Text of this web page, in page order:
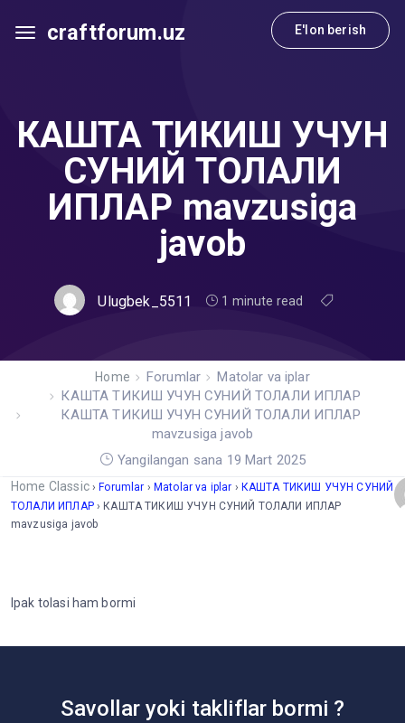
craftforum.uz E'lon berish
КАШТА ТИКИШ УЧУН
СУНИЙ ТОЛАЛИ
ИПЛАР mavzusiga
javob
Ulugbek_5511 1 minute read
Home Forumlar
Matolar va iplar
КАШТА ТИКИШ УЧУН СУНИЙ ТОЛАЛИ ИПЛАР
КАШТА ТИКИШ УЧУН СУНИЙ ТОЛАЛИ ИПЛАР
mavzusiga javob
Yangilangan sana 19 Mart 2025
Home Classic › Forumlar › Matolar va iplar › КАШТА ТИКИШ УЧУН СУНИЙ
ТОЛАЛИ ИПЛАР › КАШТА ТИКИШ УЧУН СУНИЙ ТОЛАЛИ ИПЛАР
mavzusiga javob
Ipak tolasi ham bormi
Savollar yoki takliflar bormi ?